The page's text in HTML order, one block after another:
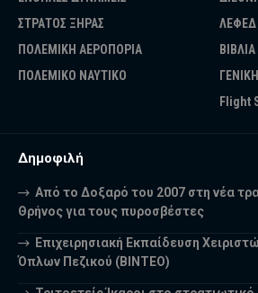
ΣΤΡΑΤΟΣ ΞΗΡΑΣ
ΠΟΛΕΜΙΚΗ ΑΕΡΟΠΟΡΙΑ
ΠΟΛΕΜΙΚΟ ΝΑΥΤΙΚΟ
ΛΕΦΕΔ
ΒΙΒΛΙΑ
Flight
Δημοφιλή
Από το Δοξαρό του 2007 στη νέα
Θρήνος για τους πυροσβέστες
Επιχειρησιακή Εκπαίδευση
Όπλων Πεζικού (ΒΙΝΤΕΟ)